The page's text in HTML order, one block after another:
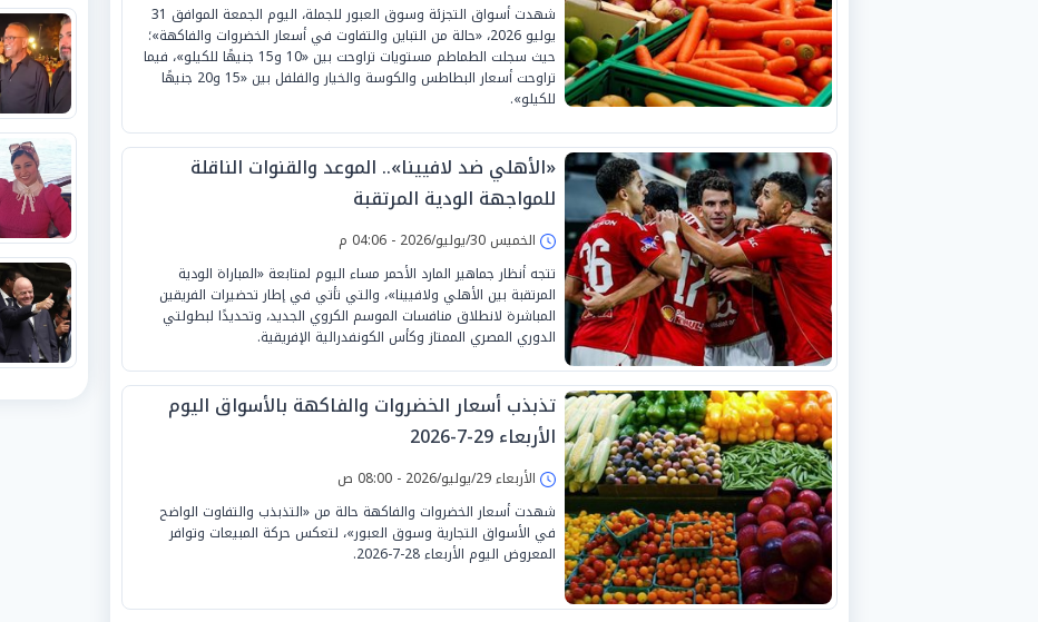
شهدت أسواق التجزئة وسوق العبور للجملة، اليوم الجمعة الموافق 31
يوليو 2026، «حالة من التباين والتفاوت في أسعار الخضروات والفاكهة»؛
حيث سجلت الطماطم مستويات تراوحت بين «10 و15 جنيهًا للكيلو»، فيما
تراوحت أسعار البطاطس والكوسة والخيار والفلفل بين «15 و20 جنيهًا
للكيلو».
«الأهلي ضد لافيينا».. الموعد والقنوات الناقلة
للمواجهة الودية المرتقبة
الخميس 30/يوليو/2026 - 04:06 م
تتجه أنظار جماهير المارد الأحمر مساء اليوم لمتابعة «المباراة الودية
المرتقبة بين الأهلي ولافيينا»، والتي تأتي في إطار تحضيرات الفريقين
المباشرة لانطلاق منافسات الموسم الكروي الجديد، وتحديدًا لبطولتي
الدوري المصري الممتاز وكأس الكونفدرالية الإفريقية.
تذبذب أسعار الخضروات والفاكهة بالأسواق اليوم
الأربعاء 29-7-2026
الأربعاء 29/يوليو/2026 - 08:00 ص
شهدت أسعار الخضروات والفاكهة حالة من «التذبذب والتفاوت الواضح
في الأسواق التجارية وسوق العبور»، لتعكس حركة المبيعات وتوافر
المعروض اليوم الأربعاء 28-7-2026.